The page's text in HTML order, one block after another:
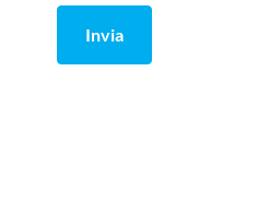
Invia